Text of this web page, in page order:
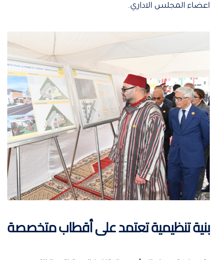
اعضاء المجلس الاداري.
بنية تنظيمية تعتمد على أقطاب متخصصة